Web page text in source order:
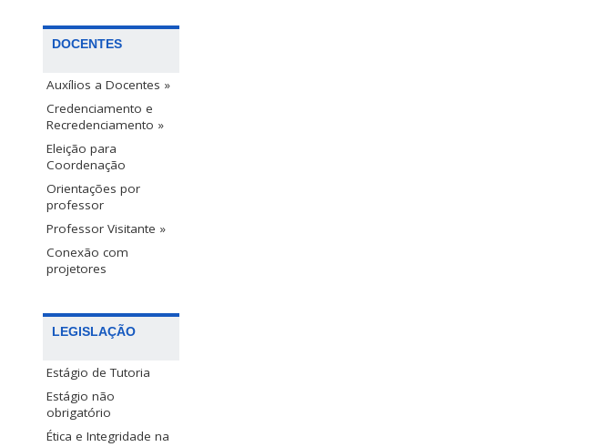
DOCENTES
Auxílios a Docentes »
Credenciamento e
Recredenciamento »
Eleição para
Coordenação
Orientações por
professor
Professor Visitante »
Conexão com
projetores
LEGISLAÇÃO
Estágio de Tutoria
Estágio não
obrigatório
Ética e Integridade na